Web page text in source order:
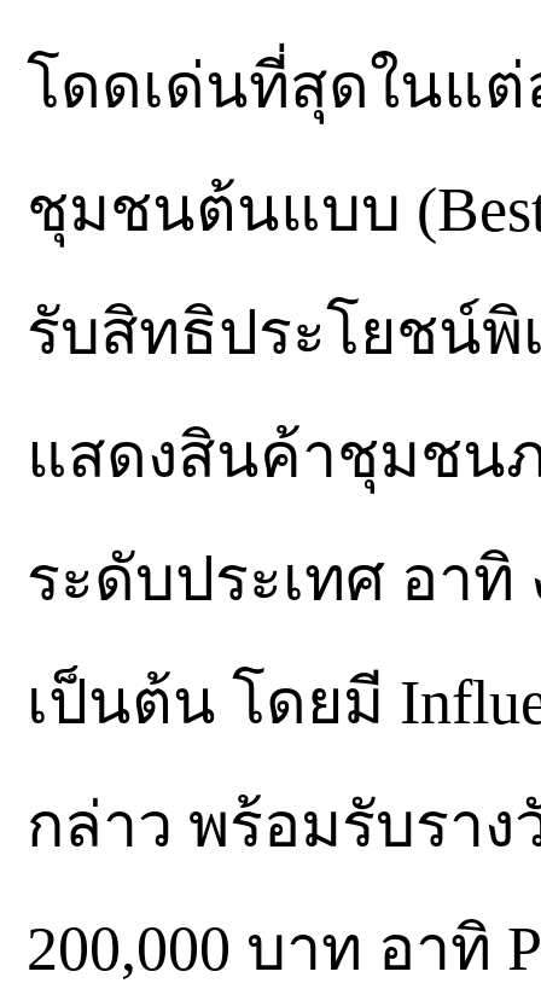
โดดเด่นที่สุดในแ
ชุมชนต้นแบบ
รับสิทธิประโยชน์พิ
แสดงสินค้าชุมชน
ระดับประเทศ อาทิ
เป็นต้น โดยมี
กล่าว พร้อมรับรา
200,000 บาท อาทิ